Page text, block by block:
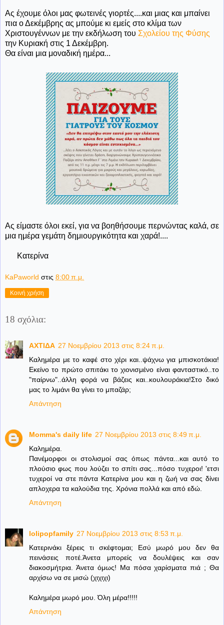
Ας έχουμε όλοι μας φωτεινές γιορτές....και μιας και μπαίνει
πια ο Δεκέμβρης ας μπούμε κι εμείς στο κλίμα των
Χριστουγέννων με την εκδήλωση του Σχολείου της Φύσης
την Κυριακή στις 1 Δεκέμβρη.
Θα είναι μια μοναδική ημέρα...
Ας είμαστε όλοι εκεί, για να βοηθήσουμε περνώντας καλά, σε
μια ημέρα γεμάτη δημιουργικότητα και χαρά!....
Κατερίνα
KaPaworld στις 8:00 π.μ.
Κοινή χρήση
18 σχόλια:
ΑΧΤΙΔΑ 27 Νοεμβρίου 2013 στις 8:24 π.μ.
Καλημέρα με το καφέ στο χέρι και..ψάχνω για μπισκοτάκια!
Εκείνο το πρώτο σπιτάκι το χιονισμένο είναι φανταστικό..το
"παίρνω"..άλλη φορά να βάζεις και..κουλουράκια!Στο δικό
μας το λιμάνι θα γίνει το μπαζάρ;
Απάντηση
Momma's daily life 27 Νοεμβρίου 2013 στις 8:49 π.μ.
Καλημέρα.
Πανέμορφοι οι στολισμοί σας όπως πάντα...και αυτό το
πλούσιο φως που λούζει το σπίτι σας...πόσο τυχεροι! 'ετσι
τυχεροί να στε πάντα Κατερίνα μου και η ζωή να σας δίνει
απλοχερα τα καλούδια της. Χρόνια πολλά και από εδώ.
Απάντηση
lolipopfamily 27 Νοεμβρίου 2013 στις 8:53 π.μ.
Κατερινάκι ξέρεις τι σκέφτομαι; Εσύ μωρό μου δεν θα
πεινάσεις ποτέ.Άνετα μπορείς να δουλέψεις και σαν
διακοσμήτρια. Άνετα όμως! Μα πόσα χαρίσματα πιά ; Θα
αρχίσω να σε μισώ (χιχιχι)
Καλημέρα μωρό μου. Όλη μέρα!!!!!
Απάντηση